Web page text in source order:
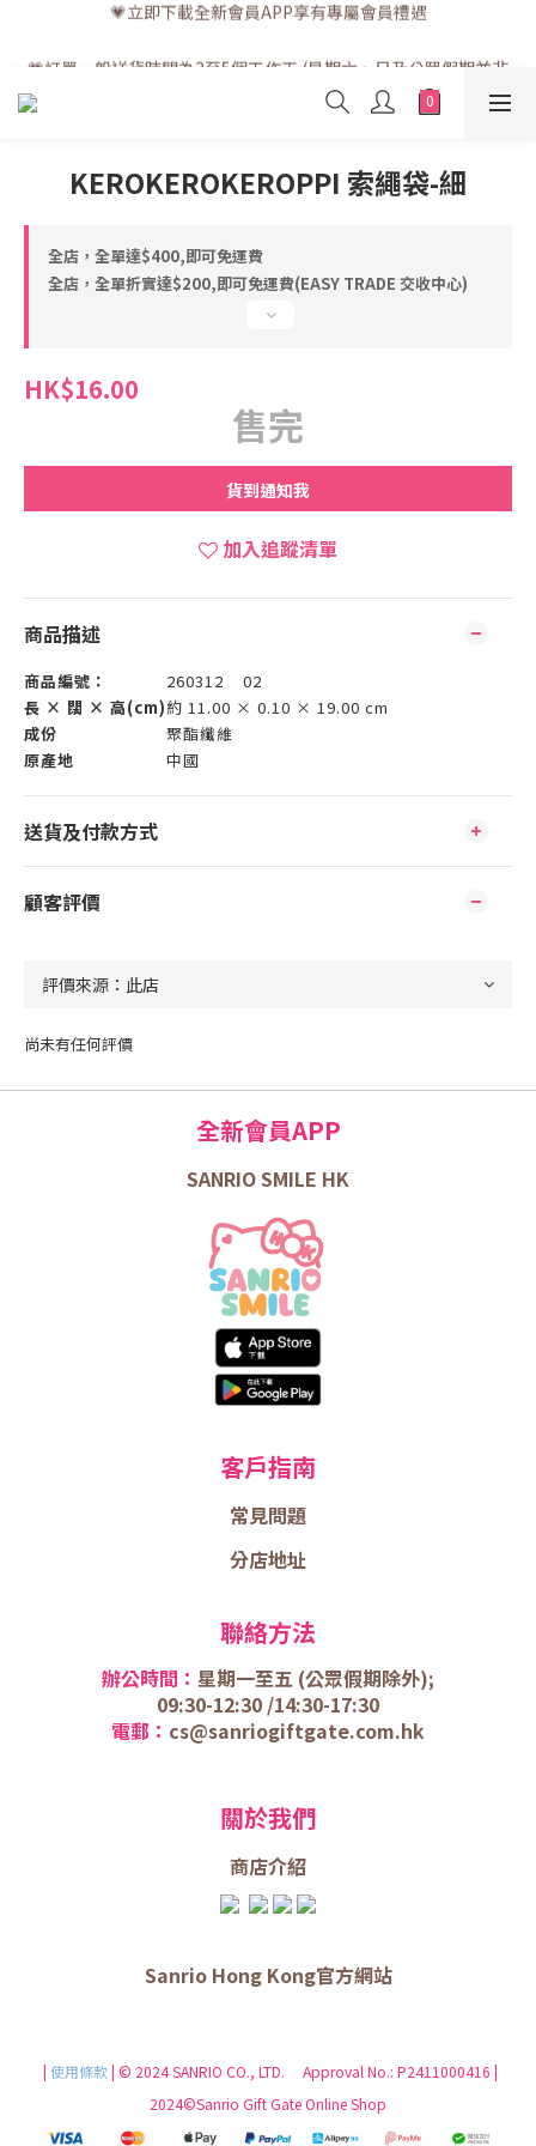
💗訂單一般送貨時間為3至5個工作天 (星期六、日及公眾假期並非
💗訂單一般送貨時間為3至5個工作天 (星期六、日及公眾假期並非
KEROKEROKEROPPI 索繩袋-細
全店，全單達$400,即可免運費
全店，全單折實達$200,即可免運費(EASY TRADE 交收中心)
HK$16.00
售完
貨到通知我
加入追蹤清單
商品描述
商品編號：
260312 02
長 × 闊 × 高(cm)約 11.00 × 0.10 × 19.00 cm
成份
聚酯纖維
原產地
中國
送貨及付款方式
顧客評價
尚未有任何評價
全新會員APP
SANRIO SMILE HK
客戶指南
常見問題
分店地址
聯絡方法
辦公時間： 星期一至五 (公眾假期除外);
09:30-12:30 /14:30-17:30
電郵： cs@sanriogiftgate.com.hk
關於我們
商店介紹
Sanrio Hong Kong官方網站
| 使用條款| © 2024 SANRIO CO., LTD. Approval No.: P2411000416 |
2024©Sanrio Gift Gate Online Shop